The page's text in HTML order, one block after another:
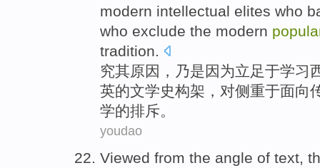
modern intellectual elites who
who exclude the modern
tradition.
究其原因， 乃是因为立足于学习
英的文学史构架 ，对侧重于面向
学的排斥。
youdao
Viewed from the angle of text,